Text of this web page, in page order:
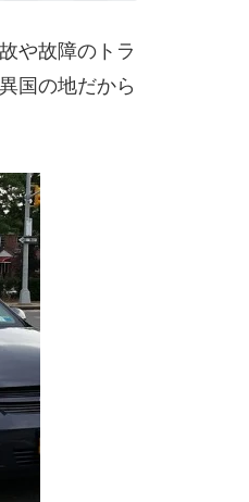
や故障のトラ
国の地だから